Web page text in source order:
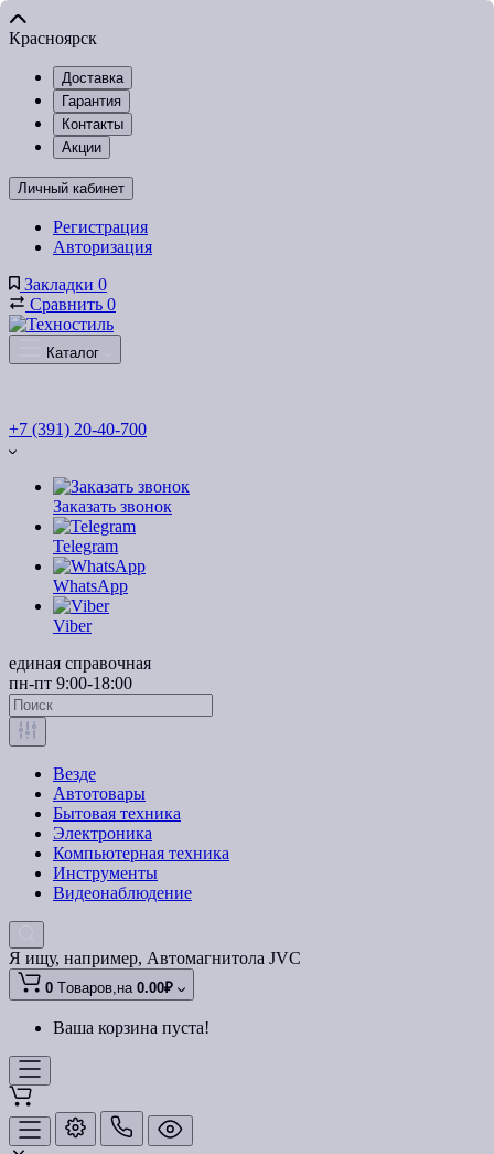
Красноярск
Доставка
Гарантия
Контакты
Акции
Личный кабинет
Регистрация
Авторизация
Закладки 0
Сравнить 0
Каталог
+7 (391) 20-40-700
Заказать звонок
Telegram
WhatsApp
Viber
единая справочная
пн-пт 9:00-18:00
Везде
Автотовары
Бытовая техника
Электроника
Компьютерная техника
Инструменты
Видеонаблюдение
Я ищу, например, Автомагнитола JVC
0 Tоваров,на 0.00₽
Ваша корзина пуста!